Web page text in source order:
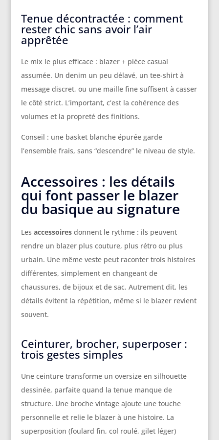
Tenue décontractée : comment
rester chic sans avoir l’air
apprêtée
Le mix le plus efficace : blazer + pièce casual
assumée. Un denim un peu délavé, un tee-shirt à
message discret, ou une maille fine suffisent à casser
le côté strict. L’important, c’est la cohérence des
volumes et la propreté des finitions.
Conseil : une basket blanche épurée garde
l’ensemble frais, sans “descendre” le niveau de style.
Accessoires : les détails
qui font passer le blazer
du basique au signature
Les accessoiresdonnent le rythme : ils peuvent
rendre un blazer plus couture, plus rétro ou plus
urbain. Une même veste peut raconter trois histoires
différentes, simplement en changeant de
chaussures, de bijoux et de sac. Autrement dit, les
détails évitent la répétition, même si le blazer revient
souvent.
Ceinturer, brocher, superposer :
trois gestes simples
Une ceinture transforme un oversize en silhouette
dessinée, parfaite quand la tenue manque de
structure. Une broche vintage ajoute une touche
personnelle et relie le blazer à une histoire. La
superposition (foulard fin, col roulé, gilet léger)